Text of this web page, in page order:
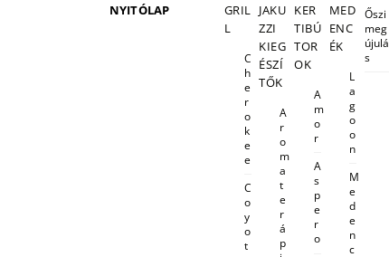
NYITÓLAP
GRIL
L
C
h
e
r
o
k
e
e
C
o
y
o
t
JAKU
ZZI
KIEG
ÉSZÍ
TŐK
A
r
o
m
a
t
e
r
á
p
KER
TIBÚ
TOR
OK
A
m
o
r
A
s
p
e
r
o
MED
ENC
ÉK
L
a
g
o
o
n
M
e
d
e
n
c
Őszi
meg
újulá
s